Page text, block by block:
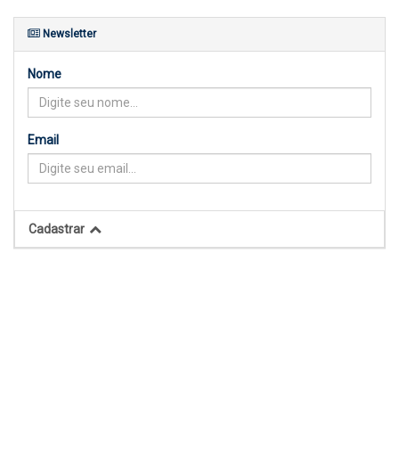
Newsletter
Nome
Email
Cadastrar